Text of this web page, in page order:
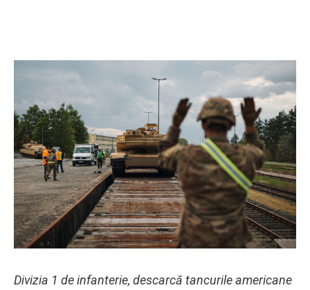
Divizia 1 de infanterie, descarcă tancurile americane